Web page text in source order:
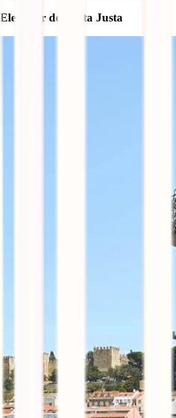
de Santa Justa